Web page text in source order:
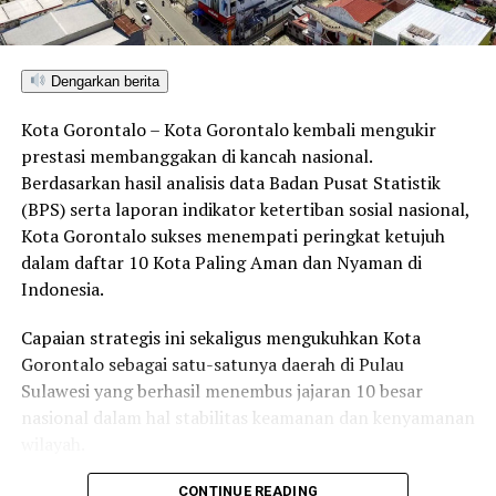
karena pada intinya kita semua tetap sama, warga
Gorontalo ..,”
“Kami sangat bangga dan senang, bisa satu wadah baik
Lamahu dan KKIG bersama dengan Pak Marten. Dan ini
sebuah penghargaan besar bagi kami warga Gorontalo di
Provinis Sulawesi Tengah, bisa bersama Pak Wali Kota
Gorontao ..,”
“Karena sangat jarang terjadi momen seperti ini,
pejabat dari Gorontalo bersedia bertemu dengan
Tengah,” pungkasnya.
RELATED TOPICS: APEKSI KKIG LAMAHU
MARTEN TAHA
Dengarkan berita
Kota Gorontalo – Kota Gorontalo kembali mengukir
prestasi membanggakan di kancah nasional.
Berdasarkan hasil analisis data Badan Pusat Statistik
(BPS) serta laporan indikator ketertiban sosial nasional,
Kota Gorontalo sukses menempati peringkat ketujuh
dalam daftar 10 Kota Paling Aman dan Nyaman di
Indonesia.
Capaian strategis ini sekaligus mengukuhkan Kota
Gorontalo sebagai satu-satunya daerah di Pulau
Sulawesi yang berhasil menembus jajaran 10 besar
nasional dalam hal stabilitas keamanan dan kenyamanan
CONTINUE READING